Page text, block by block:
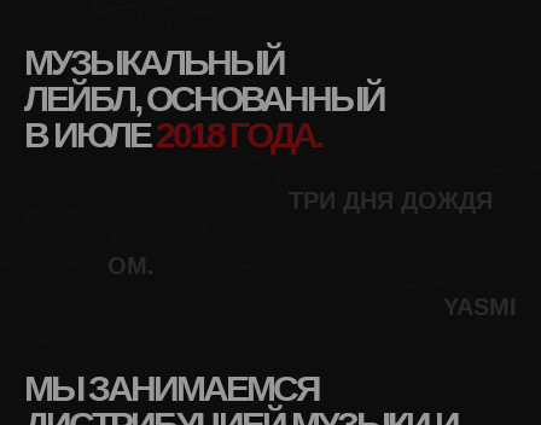
МУЗЫКАЛЬНЫЙ
ЛЕЙБЛ, ОСНОВАННЫЙ
В ИЮЛЕ2018 ГОДА.
ТРИ ДНЯ ДОЖДЯ
OM.
YASMI
МЫ ЗАНИМАЕМСЯ